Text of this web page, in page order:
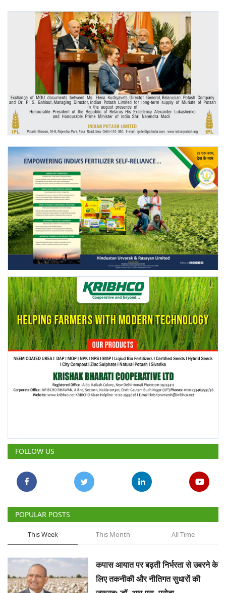
Awards 2022
Agri Start-Ups
English Hindi
FOLLOW US
POPULAR POSTS
This Week This Month All Time
कपास आयात पर बढ़ती निर्भरता से उबरने के
लिए तकनीकी और नीतिगत सुधारों की